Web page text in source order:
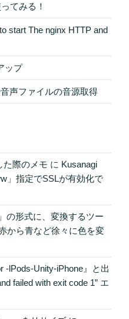
てみる！
start The nginx HTTP and
ップ
声ファイルの音源取得
た際のメモ に Kusanagi
」指定でSSLが有効化で
の形式に、変換するツー
から青など徐々に色を変
-lPods-Unity-iPhone』と出
failed with exit code 1” エ